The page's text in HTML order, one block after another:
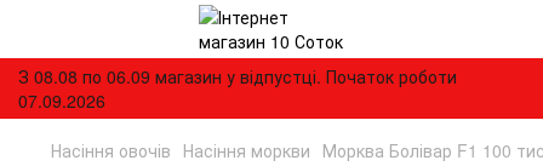
З 08.08 по 06.09 магазин у відпустці. Початок роботи
07.09.2026
Насіння овочів Насіння моркви Морква Болівар F1 100